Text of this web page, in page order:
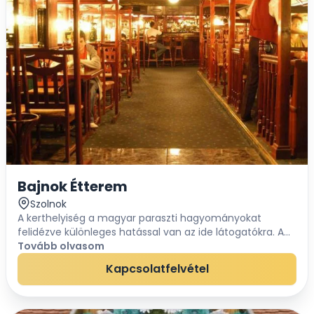
Bajnok Étterem
Szolnok
A kerthelyiség a magyar paraszti hagyományokat
felidézve különleges hatással van az ide látogatókra. A
falakon korabeli paraszti szerszámok és a sok piros
muskátli udvarház jellegűvé varázsolja. A pin...
Tovább olvasom
Kapcsolatfelvétel